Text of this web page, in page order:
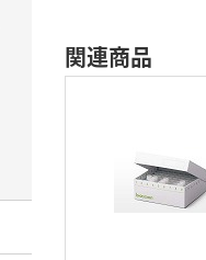
関連商品